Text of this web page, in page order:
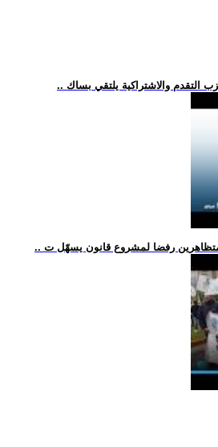
التقدم والاشتراكية يلتقي بساك
رفضا لمشروع قانون يسهّل ت